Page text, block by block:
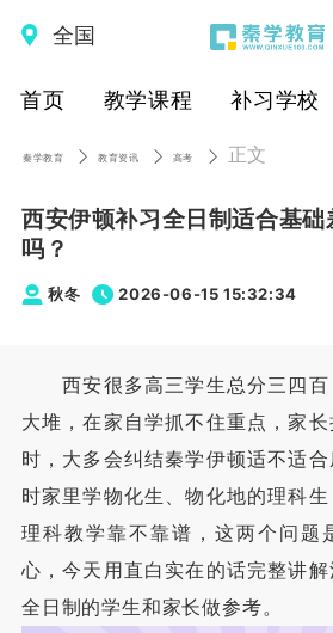
全国
首页 教学课程 补习学校
秦学教育 教育资讯 高考 正文
西安伊顿补习全日制适合基
吗？
秋冬 2026-06-15 15:32:34
西安很多高三学生总分三四百
大堆，在家自学抓不住重点，家
时，大多会纠结秦学伊顿适不适
时家里学物化生、物化地的理科
理科教学靠不靠谱，这两个问题
心，今天用直白实在的话完整讲
全日制的学生和家长做参考。